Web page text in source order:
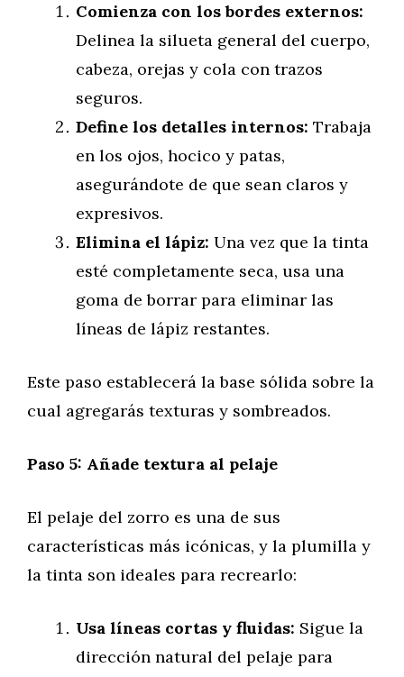
Comienza con los bordes externos:
Delinea la silueta general del cuerpo,
cabeza, orejas y cola con trazos
seguros.
Define los detalles internos: Trabaja
en los ojos, hocico y patas,
asegurándote de que sean claros y
expresivos.
Elimina el lápiz: Una vez que la tinta
esté completamente seca, usa una
goma de borrar para eliminar las
líneas de lápiz restantes.
Este paso establecerá la base sólida sobre la
cual agregarás texturas y sombreados.
Paso 5: Añade textura al pelaje
El pelaje del zorro es una de sus
características más icónicas, y la plumilla y
la tinta son ideales para recrearlo:
Usa líneas cortas y fluidas: Sigue la
dirección natural del pelaje para